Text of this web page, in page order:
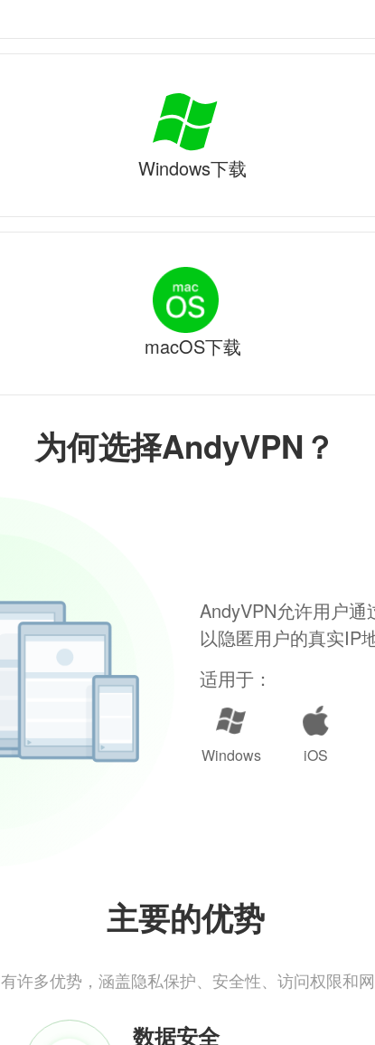
为何选择AndyVPN？
AndyVPN允许用户
以隐匿用户的真实IP
适用于：
Windows iOS
主要的优势
许多优势，涵盖隐私保护、安全性、访问权限和
数据安全
Windows下载
macOS下载